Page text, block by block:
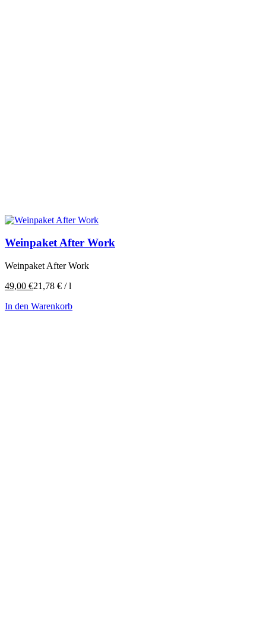
Weinpaket After Work
Weinpaket After Work
49,00 €21,78 € /l
In den Warenkorb